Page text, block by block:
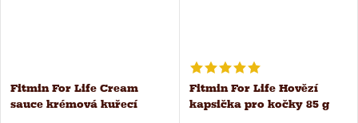
Fitmin For Life Cream
sauce krémová kuřecí
Fitmin For Life Hovězí
kapsička pro kočky 85 g